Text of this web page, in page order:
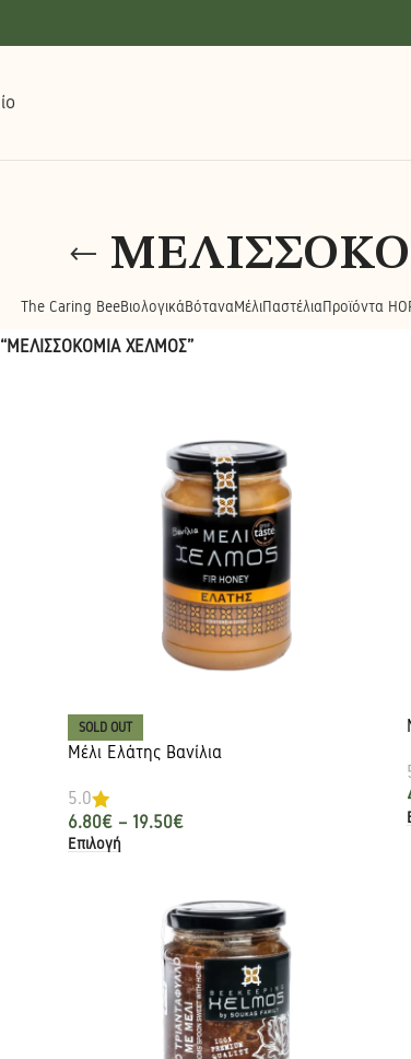
The Caring BeeΒιολογικάΒόταναΜέλιΠαστέλιαΠροϊόντα
“ΜΕΛΙΣΣΟΚΟΜΙΑ ΧΕΛΜΟΣ”
SOLD OUT
Μέλι Ελάτης Βανίλια
5.0
6.80€ – 19.50€
Επιλογή